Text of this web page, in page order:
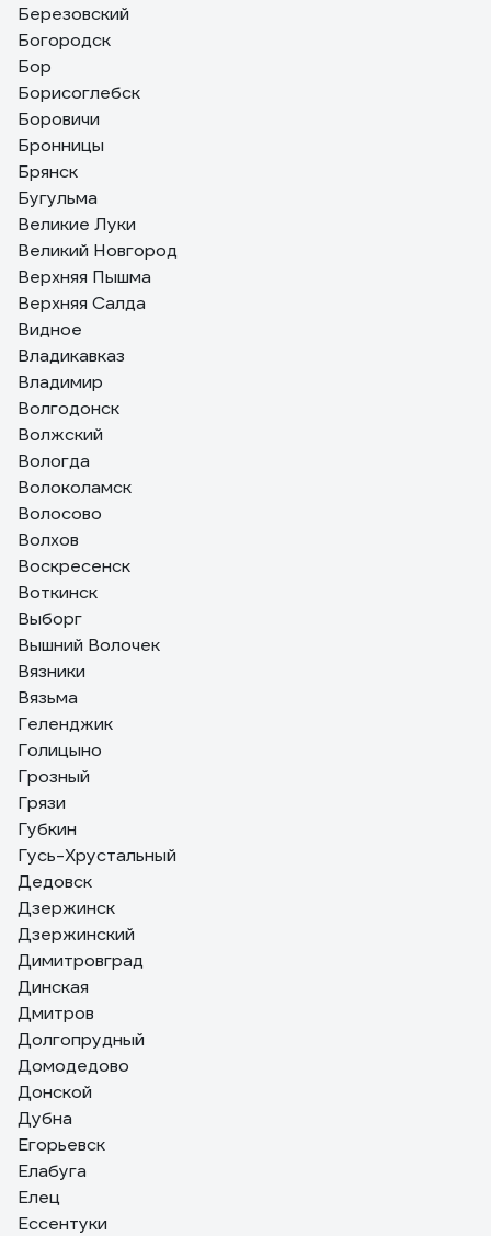
Березовский
Богородск
Бор
Борисоглебск
Боровичи
Бронницы
Брянск
Бугульма
Великие Луки
Великий Новгород
Верхняя Пышма
Верхняя Салда
Видное
Владикавказ
Владимир
Волгодонск
Волжский
Вологда
Волоколамск
Волосово
Волхов
Воскресенск
Воткинск
Выборг
Вышний Волочек
Вязники
Вязьма
Геленджик
Голицыно
Грозный
Грязи
Губкин
Гусь-Хрустальный
Дедовск
Дзержинск
Дзержинский
Димитровград
Динская
Дмитров
Долгопрудный
Домодедово
Донской
Дубна
Егорьевск
Елабуга
Елец
Ессентуки